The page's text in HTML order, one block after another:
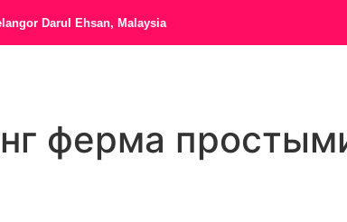
Darul Ehsan, Malaysia
ферма